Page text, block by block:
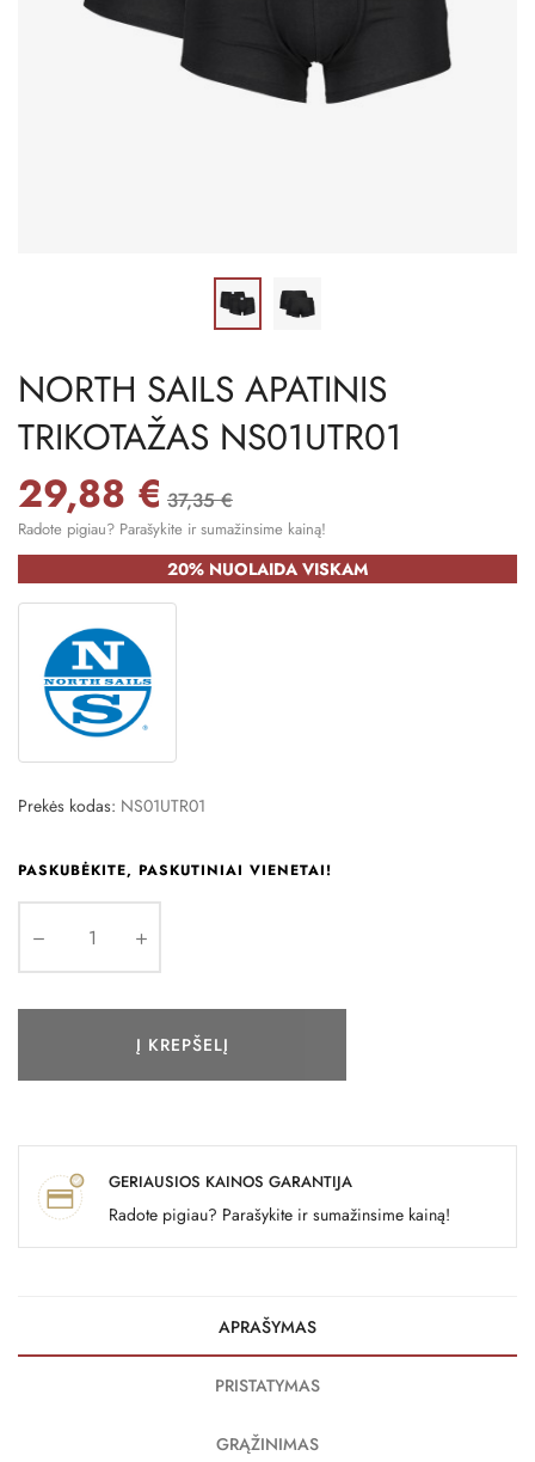
NORTH SAILS APATINIS
TRIKOTAŽAS NS01UTR01
29,88 € 37,35 €
Radote pigiau? Parašykite ir sumažinsime kainą!
20% NUOLAIDA VISKAM
Prekės kodas: NS01UTR01
PASKUBĖKITE, PASKUTINIAI VIENETAI!
Į KREPŠELĮ
GERIAUSIOS KAINOS GARANTIJA
Radote pigiau? Parašykite ir sumažinsime kainą!
APRAŠYMAS
PRISTATYMAS
GRĄŽINIMAS